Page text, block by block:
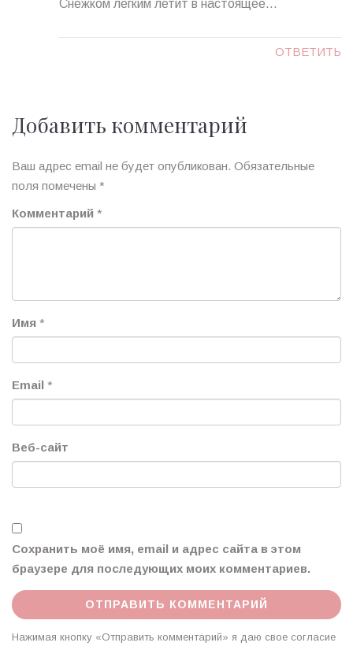
Снежком легким летит в настоящее…
ОТВЕТИТЬ
Добавить комментарий
Ваш адрес email не будет опубликован. Обязательные
поля помечены *
Комментарий *
Имя *
Email *
Веб-сайт
Сохранить моё имя, email и адрес сайта в этом
браузере для последующих моих комментариев.
Нажимая кнопку «Отправить комментарий» я даю свое согласие